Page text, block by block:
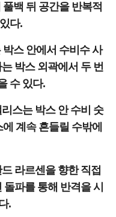
백 뒤 공간을 반복적
다.
스 안에서 수비수 사
박스 외곽에서 두 번
수 있다.
스는 박스 안 수비 숫
계속 흔들릴 수밖에
라르센을 향한 직접
파를 통해 반격을 시
.